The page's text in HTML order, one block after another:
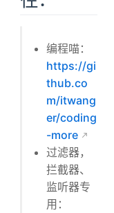
编程喵：
https://gi
thub.co
m/itwang
er/coding
-more
过滤器，
拦截器、
监听器专
用：